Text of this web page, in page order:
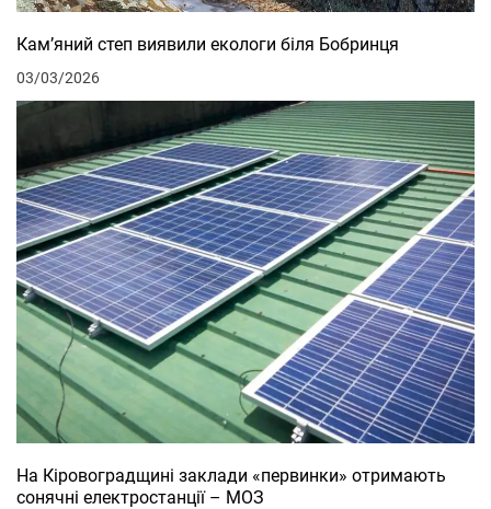
Кам’яний степ виявили екологи біля Бобринця
03/03/2026
На Кіровоградщині заклади «первинки» отримають
сонячні електростанції – МОЗ